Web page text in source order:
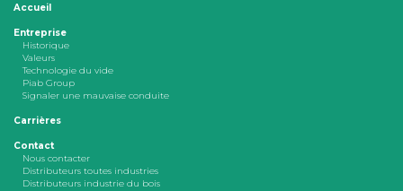
Accueil
Entreprise
Historique
Valeurs
Technologie du vide
Piab Group
Signaler une mauvaise conduite
Carrières
Contact
Nous contacter
Distributeurs toutes industries
Distributeurs industrie du bois